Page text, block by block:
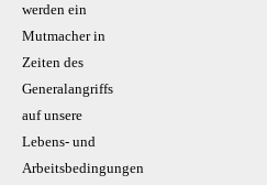
werden ein
Mutmacher in
Zeiten des
Generalangriffs
auf unsere
Lebens- und
Arbeitsbedingungen